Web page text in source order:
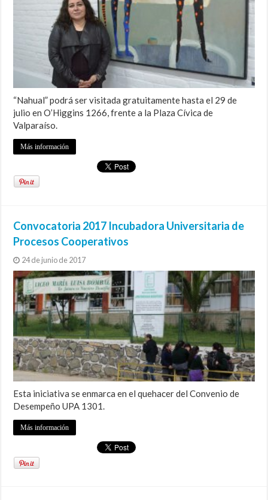
“Nahual” podrá ser visitada gratuitamente hasta el 29 de
julio en O’Higgins 1266, frente a la Plaza Cívica de
Valparaíso.
Más información
Convocatoria 2017 Incubadora Universitaria de
Procesos Cooperativos
24 de junio de 2017
Esta iniciativa se enmarca en el quehacer del Convenio de
Desempeño UPA 1301.
Más información